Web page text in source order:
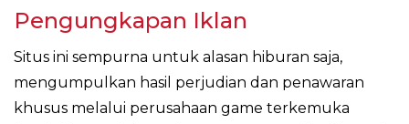
Pengungkapan Iklan
Situs ini sempurna untuk alasan hiburan saja,
mengumpulkan hasil perjudian dan penawaran
khusus melalui perusahaan game terkemuka